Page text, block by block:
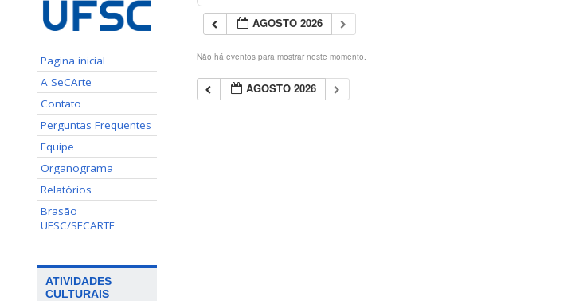
Pagina inicial
A SeCArte
Contato
Perguntas Frequentes
Equipe
Organograma
Relatórios
Brasão
UFSC/SECARTE
ATIVIDADES
CULTURAIS
AGOSTO 2026
Não há eventos para mostrar neste momento.
AGOSTO 2026